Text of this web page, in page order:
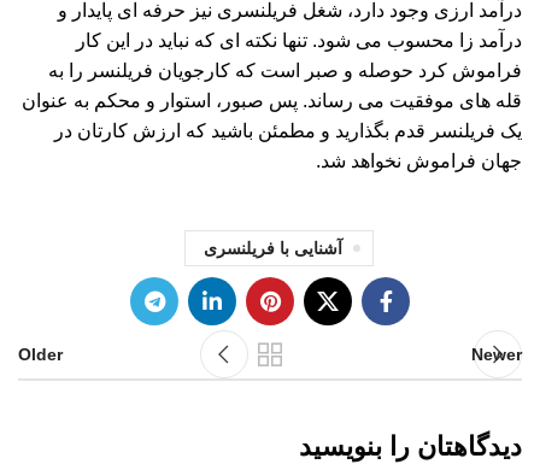
درآمد ارزی وجود دارد، شغل فریلنسری نیز حرفه ای پایدار و
درآمد زا محسوب می شود. تنها نکته ای که نباید در این کار
فراموش کرد حوصله و صبر است که کارجویان فریلنسر را به
قله های موفقیت می رساند. پس صبور، استوار و محکم به عنوان
یک فریلنسر قدم بگذارید و مطمئن باشید که ارزش کارتان در
جهان فراموش نخواهد شد.
آشنایی با فریلنسری
Newer
Older
دیدگاهتان را بنویسید